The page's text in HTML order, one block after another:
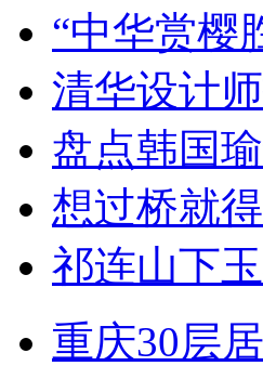
“中华赏樱
清华设计
盘点韩国
想过桥就
祁连山下
重庆30层